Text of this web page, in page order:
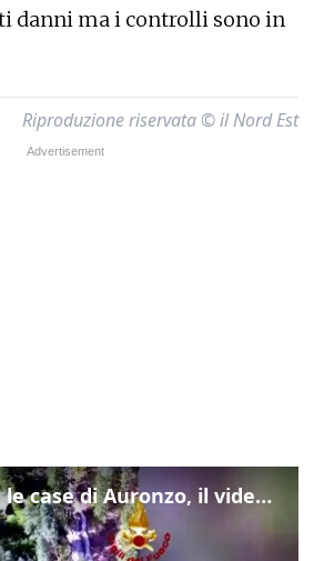
danni ma i controlli sono in
Riproduzione riservata © il Nord Est
Frana lambisce le case di Auronzo, il video dall'elicottero dei vigili del fuoco